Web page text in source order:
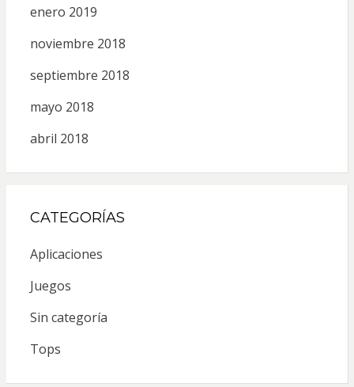
enero 2019
noviembre 2018
septiembre 2018
mayo 2018
abril 2018
CATEGORÍAS
Aplicaciones
Juegos
Sin categoría
Tops